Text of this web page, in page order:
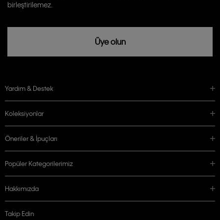
birleştirilemez.
Üye olun
Yardım & Destek
Koleksiyonlar
Öneriler & İpuçları
Popüler Kategorilerimiz
Hakkımızda
Takip Edin